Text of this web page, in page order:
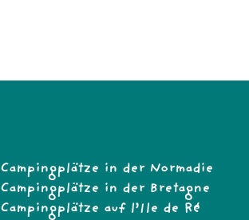
Campingplätze in der Normadie
Campingplätze in der Bretagne
Campingplätze auf l’Ile de Ré